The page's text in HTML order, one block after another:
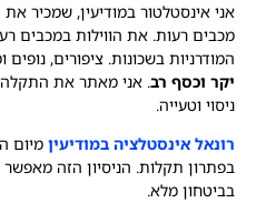
אני אינסטלטור במודיעין, שמכיר
המודרניות בשכונות. ציפורים, נופים
יקר וכסף רב. אני מאתר את התקלה
ניסוי וטעייה.
רונאל אינסטלציה במודיעין מיום
בפתרון תקלות. הניסיון הזה
בביטחון מלא.